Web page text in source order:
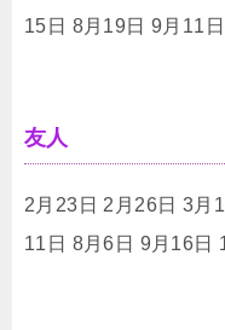
15日 8月19日 9月11
友人
2月23日 2月26日 3月
11日 8月6日 9月16日